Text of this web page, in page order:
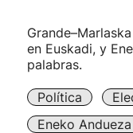
en Euskadi, y
palabras.
Política
Eneko Andueza